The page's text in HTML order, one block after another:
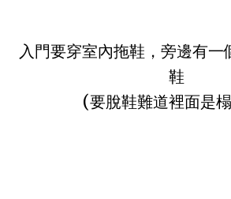
入門要穿室內拖鞋，旁邊有一
鞋
(要脫鞋難道裡面是